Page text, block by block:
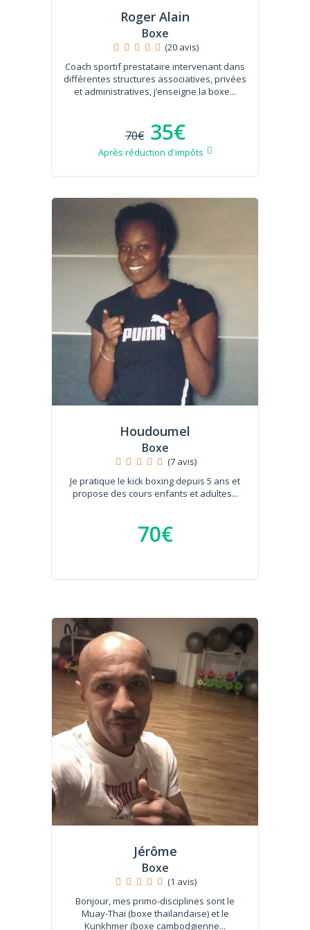
Roger Alain
Boxe
(20 avis)
Coach sportif prestataire intervenant dans
différentes structures associatives, privées
et administratives, j’enseigne la boxe...
70€ 35€
Après réduction d'impôts
Houdoumel
Boxe
(7 avis)
Je pratique le kick boxing depuis 5 ans et
propose des cours enfants et adultes...
70€
Jérôme
Boxe
(1 avis)
Bonjour, mes primo-disciplines sont le
Muay-Thaï (boxe thaïlandaise) et le
Kunkhmer (boxe cambodgienne...